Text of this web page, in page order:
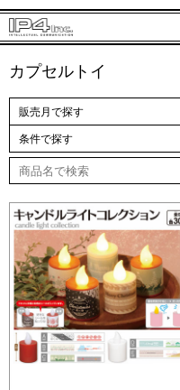
カプセルトイ
販売月で探す
条件で探す